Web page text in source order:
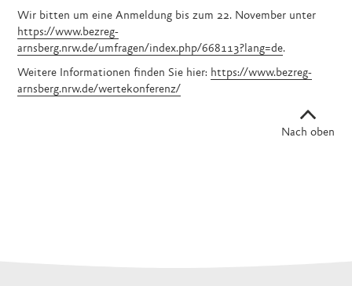
Wir bitten um eine Anmeldung bis zum 22. November unter
https://www.bezreg-
arnsberg.nrw.de/umfragen/index.php/668113?lang=de.
Weitere Informationen finden Sie hier: https://www.bezreg-
arnsberg.nrw.de/wertekonferenz/
Nach oben